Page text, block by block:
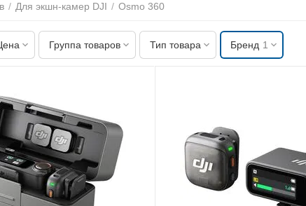
/ Для экшн-камер DJI / Osmo 360
Группа товаров Тип товара Бренд 1